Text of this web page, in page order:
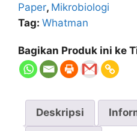
0.45µM
47MM
Paper, Mikrobiologi
Tag: Whatman
Bagikan Produk ini ke
Deskripsi